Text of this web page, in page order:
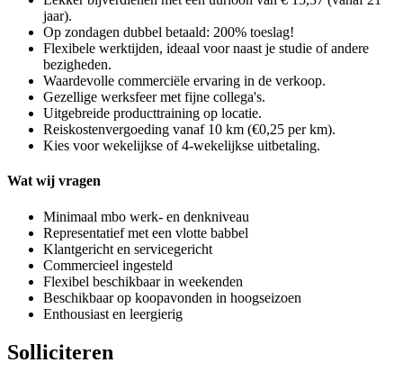
jaar).
Op zondagen dubbel betaald: 200% toeslag!
Flexibele werktijden, ideaal voor naast je studie of andere
bezigheden.
Waardevolle commerciële ervaring in de verkoop.
Gezellige werksfeer met fijne collega's.
Uitgebreide producttraining op locatie.
Reiskostenvergoeding vanaf 10 km (€0,25 per km).
Kies voor wekelijkse of 4-wekelijkse uitbetaling.
Wat wij vragen
Minimaal mbo werk- en denkniveau
Representatief met een vlotte babbel
Klantgericht en servicegericht
Commercieel ingesteld
Flexibel beschikbaar in weekenden
Beschikbaar op koopavonden in hoogseizoen
Enthousiast en leergierig
Solliciteren